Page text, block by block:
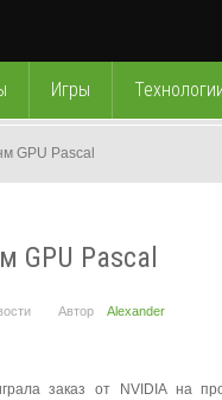
Игры
GPU Pascal
GPU Pascal
Автор Alexander
заказ от NVIDIA на